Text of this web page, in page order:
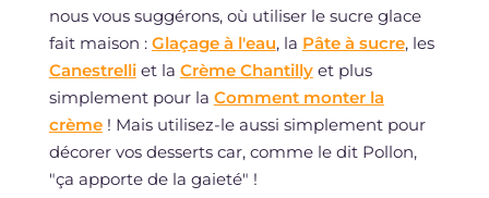
nous vous suggérons, où utiliser le sucre glace
fait maison : Glaçage à l'eau, la Pâte à sucre, les
Canestrelliet la Crème Chantillyet plus
simplement pour la Comment monter la
crème! Mais utilisez-le aussi simplement pour
décorer vos desserts car, comme le dit Pollon,
"ça apporte de la gaieté" !